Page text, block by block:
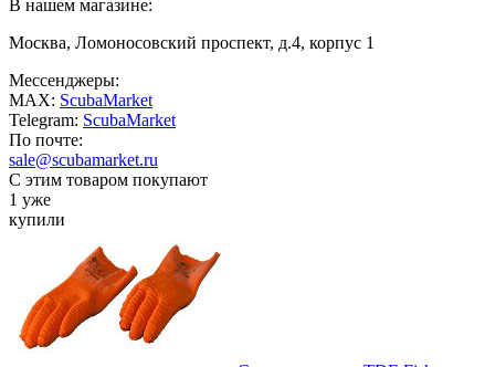
В нашем магазине:
Москва, Ломоносовский проспект, д.4, корпус 1
Мессенджеры:
MAX: ScubaMarket
Telegram: ScubaMarket
По почте:
sale@scubamarket.ru
С этим товаром покупают
1 уже
купили